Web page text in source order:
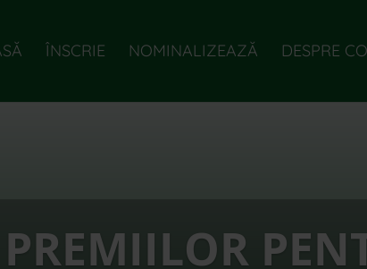
ÎNSCRIE NOMINALIZEAZĂ DESPRE